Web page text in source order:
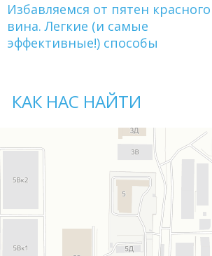
Избавляемся от пятен красного
вина. Легкие (и самые
эффективные!) способы
КАК НАС НАЙТИ